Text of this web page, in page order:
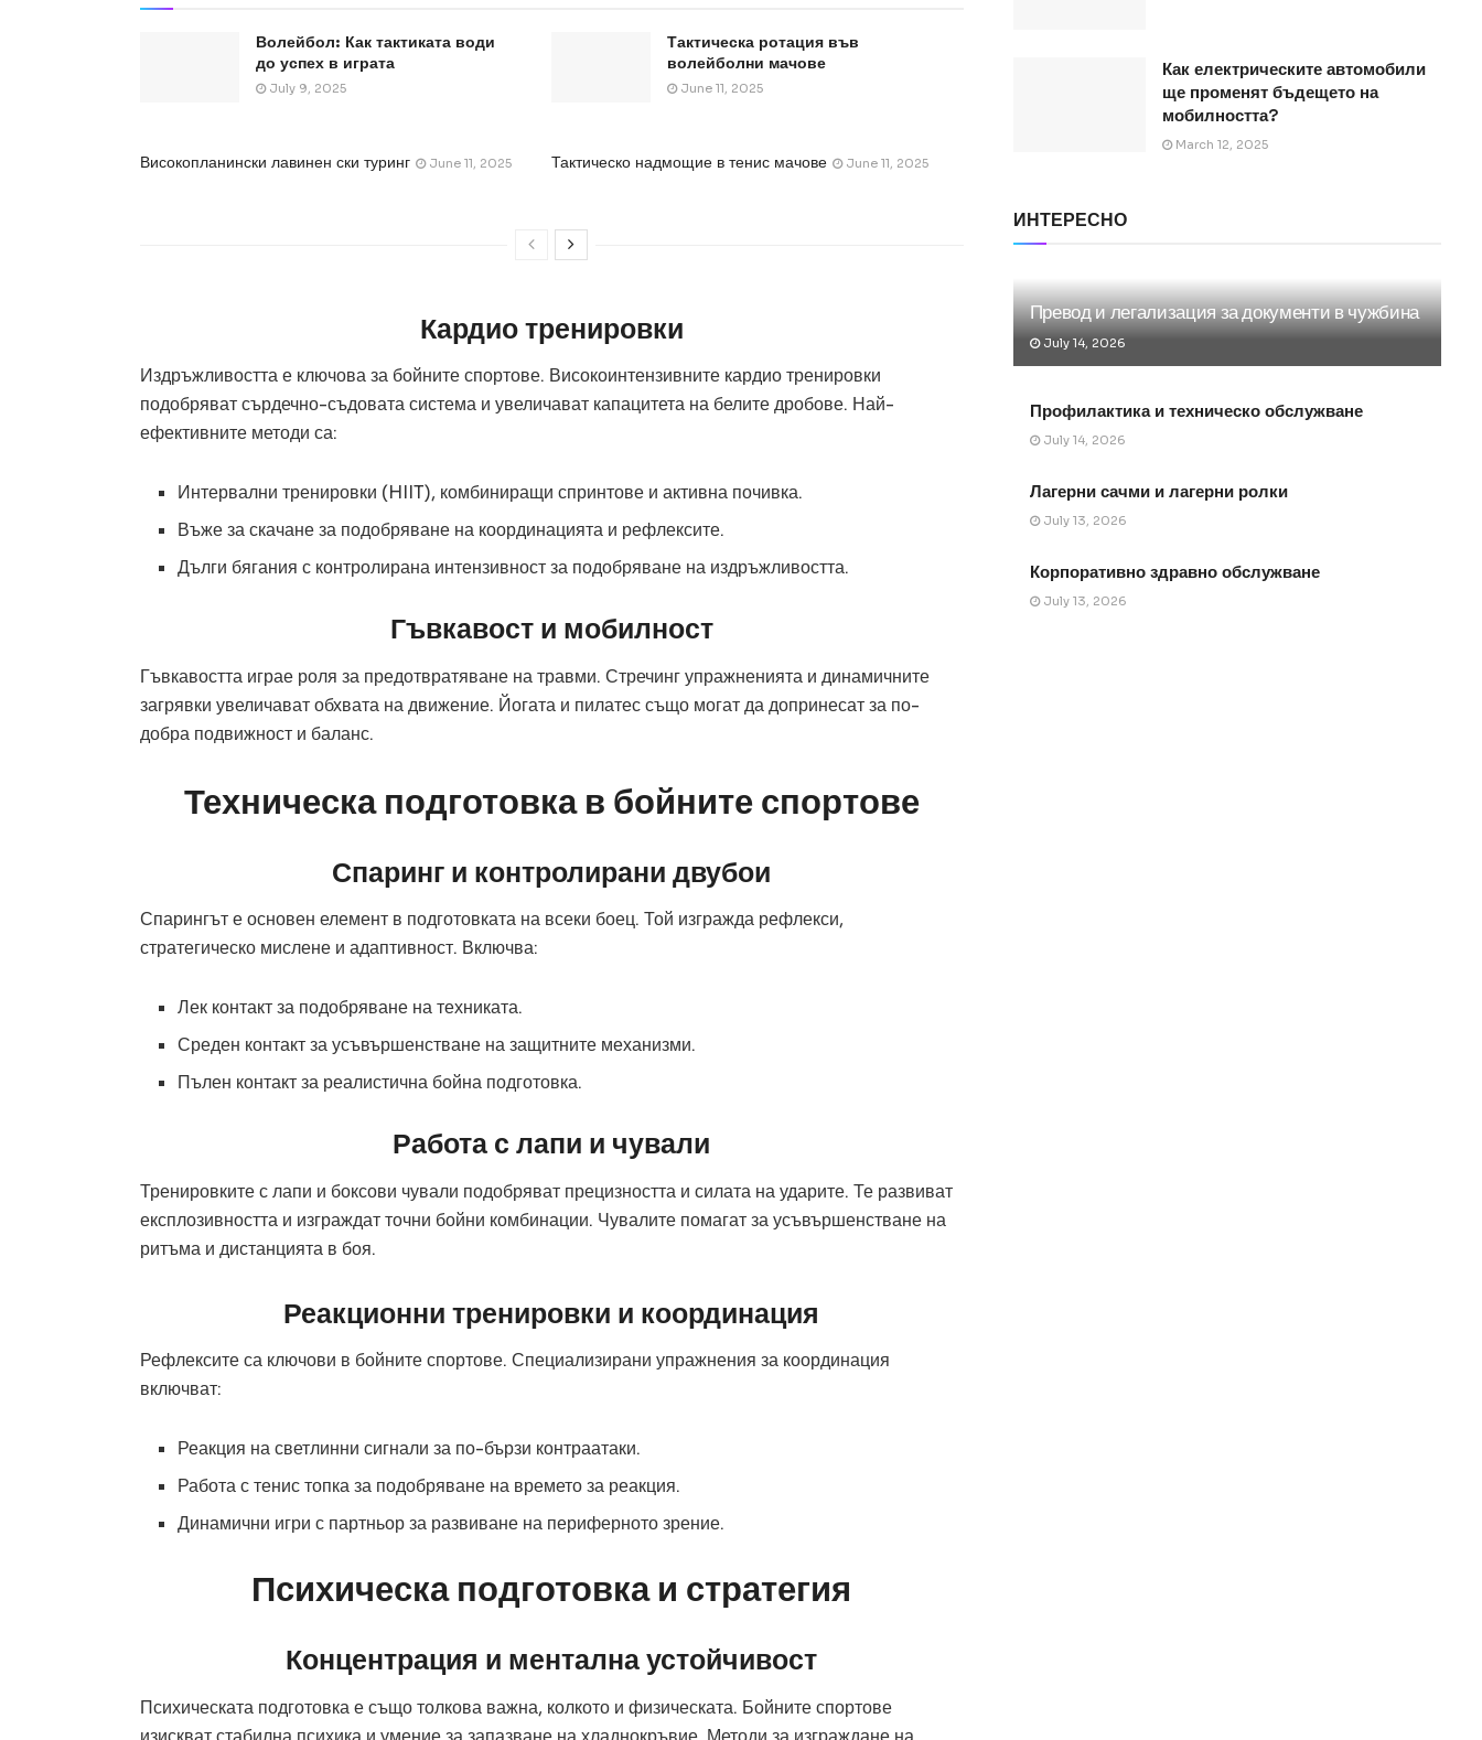
Волейбол: Как тактиката води
до успех в играта
July 9, 2025
Тактическа ротация във
волейболни мачове
June 11, 2025
Високопланински лавинен ски туринг June 11, 2025 Тактическо надмощие в тенис мачове June 11, 2025
Кардио тренировки
Издръжливостта е ключова за бойните спортове. Високоинтензивните кардио тренировки
подобряват сърдечно-съдовата система и увеличават капацитета на белите дробове. Най-
ефективните методи са:
Интервални тренировки (HIIT), комбиниращи спринтове и активна почивка.
Въже за скачане за подобряване на координацията и рефлексите.
Дълги бягания с контролирана интензивност за подобряване на издръжливостта.
Гъвкавост и мобилност
Гъвкавостта играе роля за предотвратяване на травми. Стречинг упражненията и динамичните
загрявки увеличават обхвата на движение. Йогата и пилатес също могат да допринесат за по-
добра подвижност и баланс.
Техническа подготовка в бойните спортове
Спаринг и контролирани двубои
Спарингът е основен елемент в подготовката на всеки боец. Той изгражда рефлекси,
стратегическо мислене и адаптивност. Включва:
Лек контакт за подобряване на техниката.
Среден контакт за усъвършенстване на защитните механизми.
Пълен контакт за реалистична бойна подготовка.
Работа с лапи и чували
Тренировките с лапи и боксови чували подобряват прецизността и силата на ударите. Те развиват
експлозивността и изграждат точни бойни комбинации. Чувалите помагат за усъвършенстване на
ритъма и дистанцията в боя.
Реакционни тренировки и координация
Рефлексите са ключови в бойните спортове. Специализирани упражнения за координация
включват:
Реакция на светлинни сигнали за по-бързи контраатаки.
Работа с тенис топка за подобряване на времето за реакция.
Динамични игри с партньор за развиване на периферното зрение.
Психическа подготовка и стратегия
Концентрация и ментална устойчивост
Психическата подготовка е също толкова важна, колкото и физическата. Бойните спортове
Как електрическите автомобили
ще променят бъдещето на
мобилността?
March 12, 2025
ИНТЕРЕСНО
Превод и легализация за документи в чужбина
July 14, 2026
Профилактика и техническо обслужване
July 14, 2026
Лагерни сачми и лагерни ролки
July 13, 2026
Корпоративно здравно обслужване
July 13, 2026